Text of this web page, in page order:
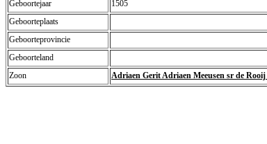
Geboortejaar
1505
Geboorteplaats
Geboorteprovincie
Geboorteland
Zoon
Adriaen Gerit Adriaen Meeusen sr de Rooij